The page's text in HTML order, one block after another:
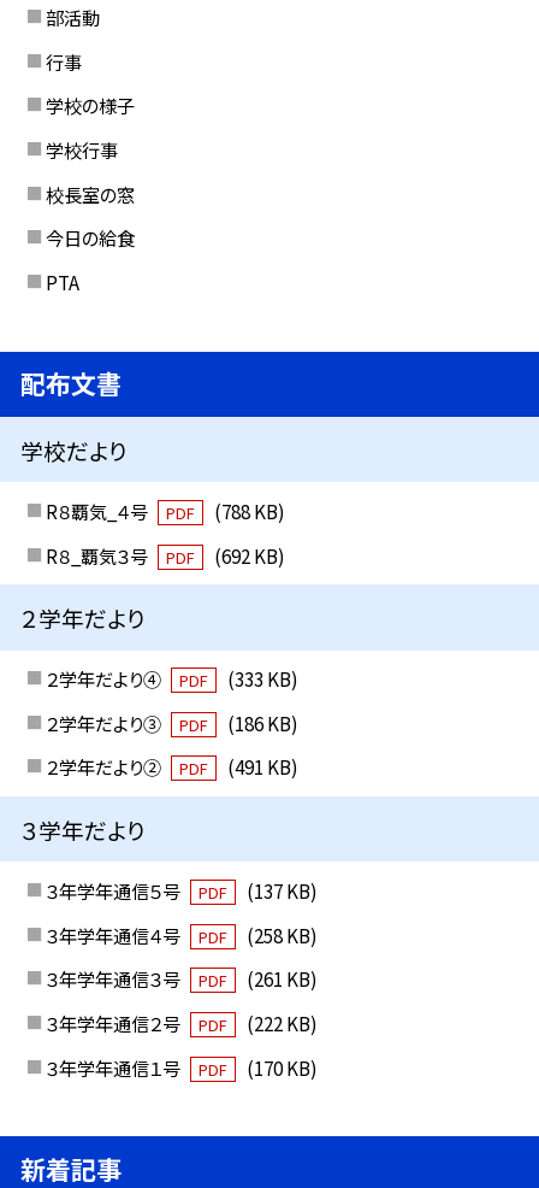
部活動
行事
学校の様子
学校行事
校長室の窓
今日の給食
PTA
配布文書
学校だより
R８覇気_４号 PDF
(788 KB)
R８_覇気３号
PDF (692 KB)
２学年だより
２学年だより④ PDF
(333 KB)
２学年だより③
PDF
(186 KB)
２学年だより②
PDF (491 KB)
３学年だより
３年学年通信５号 PDF
(137 KB)
３年学年通信４号
PDF
(258 KB)
３年学年通信３号
PDF
(261 KB)
３年学年通信２号
PDF
(222 KB)
３年学年通信１号
PDF (170 KB)
新着記事